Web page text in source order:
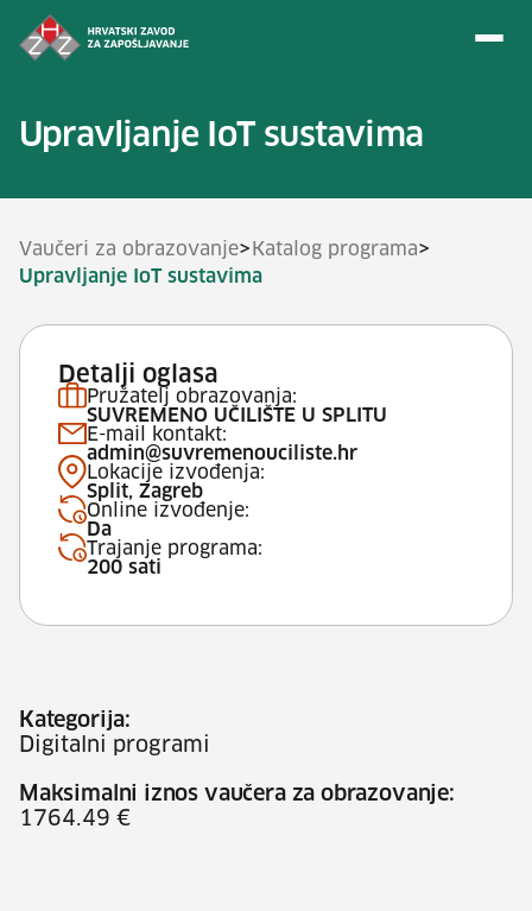
Upravljanje IoT sustavima
Vaučeri za obrazovanje> Katalog programa>
Upravljanje IoT sustavima
Detalji oglasa
Pružatelj obrazovanja:
SUVREMENO UČILIŠTE U SPLITU
E-mail kontakt:
admin@suvremenouciliste.hr
Lokacije izvođenja:
Split, Zagreb
Online izvođenje:
Da
Trajanje programa:
200 sati
Kategorija:
Digitalni programi
Maksimalni iznos vaučera za obrazovanje:
1764.49 €